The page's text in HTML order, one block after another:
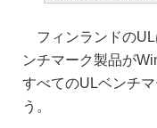
フィンランドのUL
ンチマーク製品が
すべてのULベンチ
う。